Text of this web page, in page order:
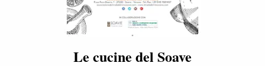
Le cucine del Soave